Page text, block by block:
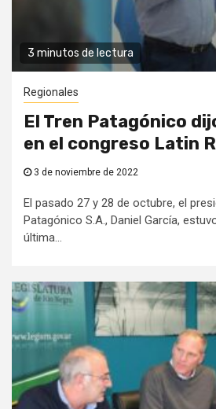
3 minutos de lectura
Regionales
El Tren Patagónico
en el congreso Latin
3 de noviembre de 2022
El pasado 27 y 28 de octubre, el
Patagónico S.A., Daniel García,
última...